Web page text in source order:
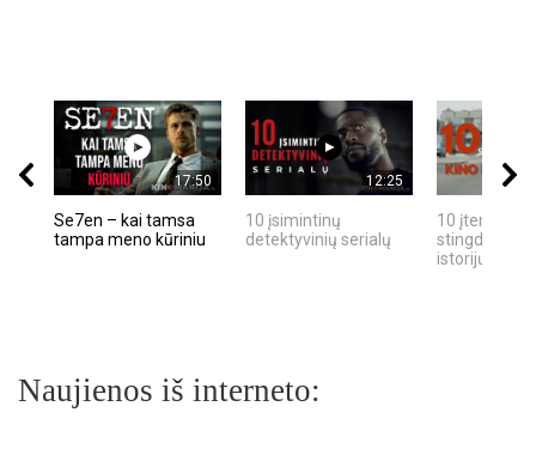
17:50
Se7en – kai tamsa
tampa meno kūriniu
12:25
10 įsimintinų
detektyvinių serialų
10 įtemptų,
stingdančių
istorijų
Naujienos iš interneto: